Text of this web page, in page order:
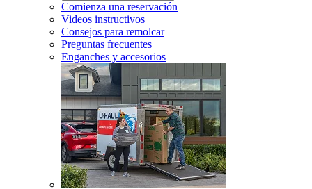
Comienza una reservación
Videos instructivos
Consejos para remolcar
Preguntas frecuentes
Enganches y accesorios